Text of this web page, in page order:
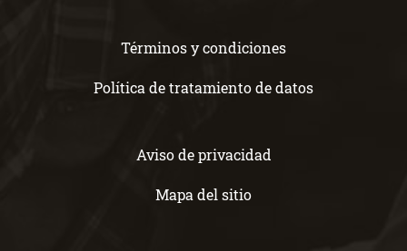
Términos y condiciones
Política de tratamiento de datos
Aviso de privacidad
Mapa del sitio